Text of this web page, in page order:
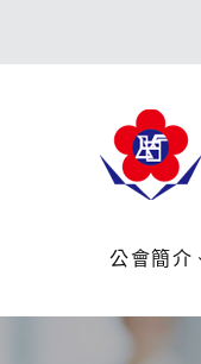
公會簡介